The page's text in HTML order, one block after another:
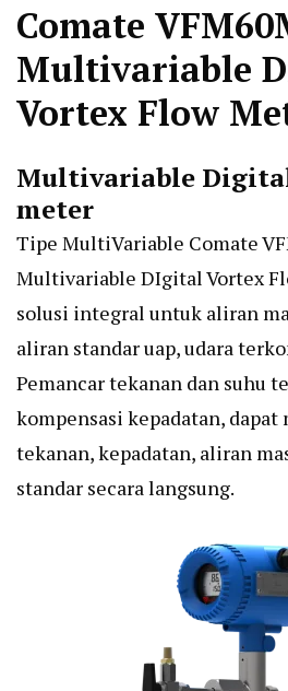
Comate
Multivariable
Vortex Flow
Multivariable
meter
Tipe MultiVariable Comate
Multivariable DIgital Vortex
solusi integral untuk aliran
aliran standar uap, udara
Pemancar tekanan dan suhu
kompensasi kepadatan, dapat
tekanan, kepadatan, aliran
standar secara langsung.